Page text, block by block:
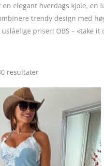
elegant hverdags kjole, en
trendy design med
priser! OBS – «take
resultaterSortert
siste